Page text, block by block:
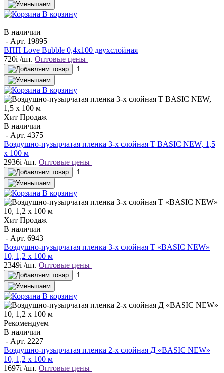
В корзину
В наличии
- Арт. 19895
ВПП Love Bubble 0,4х100 двухслойная
720i /шт. Оптовые цены
В корзину
Хит Продаж
В наличии
- Арт. 4375
Воздушно-пузырчатая пленка 3-х слойная T BASIC NEW, 1,5
х 100 м
2936i /шт. Оптовые цены
В корзину
Хит Продаж
В наличии
- Арт. 6943
Воздушно-пузырчатая пленка 3-х слойная T «BASIC NEW»
10, 1,2 х 100 м
2349i /шт. Оптовые цены
В корзину
Рекомендуем
В наличии
- Арт. 2227
Воздушно-пузырчатая пленка 2-х слойная Д «BASIC NEW»
10, 1,2 х 100 м
1697i /шт. Оптовые цены